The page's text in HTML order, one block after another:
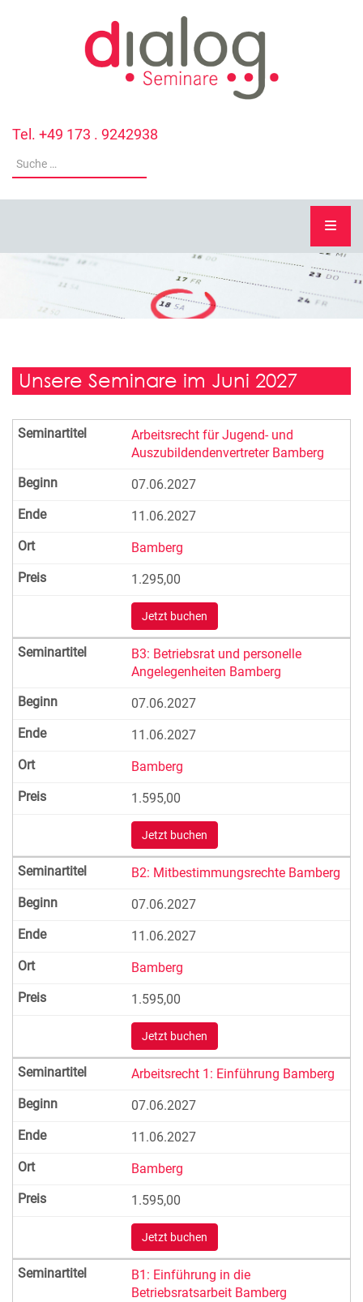
Tel. +49 173 . 9242938
Unsere Seminare im Juni 2027
Arbeitsrecht für Jugend- und
Auszubildendenvertreter Bamberg
07.06.2027
11.06.2027
Bamberg
1.295,00
Jetzt buchen
B3: Betriebsrat und personelle
Angelegenheiten Bamberg
07.06.2027
11.06.2027
Bamberg
1.595,00
Jetzt buchen
B2: Mitbestimmungsrechte Bamberg
07.06.2027
11.06.2027
Bamberg
1.595,00
Jetzt buchen
Arbeitsrecht 1: Einführung Bamberg
07.06.2027
11.06.2027
Bamberg
1.595,00
Jetzt buchen
B1: Einführung in die
Betriebsratsarbeit Bamberg